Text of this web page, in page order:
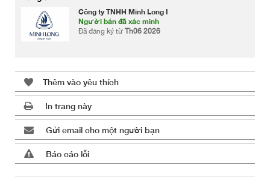
Công ty TNHH Minh Long I
Người bán đã xác minh
Đã đăng ký từ Th06 2026
Thêm vào yêu thích
In trang này
Gửi email cho một người bạn
Báo cáo lỗi